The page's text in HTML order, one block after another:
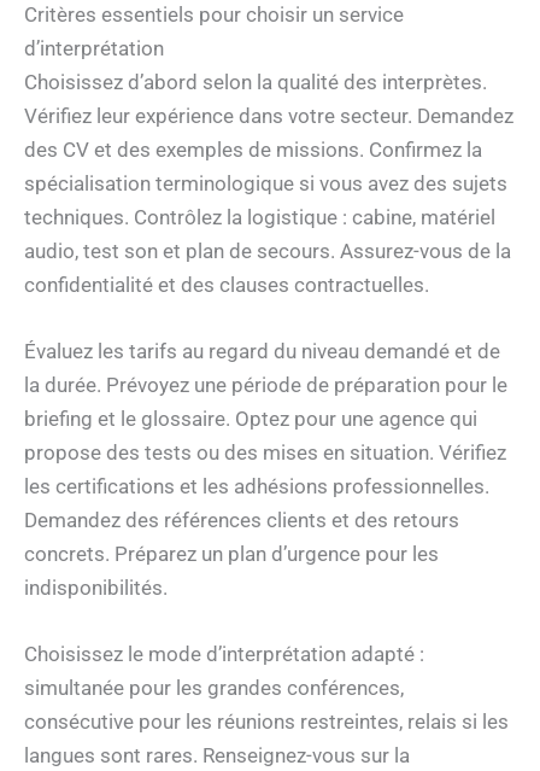
Critères essentiels pour choisir un service
d’interprétation
Choisissez d’abord selon la qualité des interprètes.
Vérifiez leur expérience dans votre secteur. Demandez
des CV et des exemples de missions. Confirmez la
spécialisation terminologique si vous avez des sujets
techniques. Contrôlez la logistique : cabine, matériel
audio, test son et plan de secours. Assurez-vous de la
confidentialité et des clauses contractuelles.
Évaluez les tarifs au regard du niveau demandé et de
la durée. Prévoyez une période de préparation pour le
briefing et le glossaire. Optez pour une agence qui
propose des tests ou des mises en situation. Vérifiez
les certifications et les adhésions professionnelles.
Demandez des références clients et des retours
concrets. Préparez un plan d’urgence pour les
indisponibilités.
Choisissez le mode d’interprétation adapté :
simultanée pour les grandes conférences,
consécutive pour les réunions restreintes, relais si les
langues sont rares. Renseignez-vous sur la